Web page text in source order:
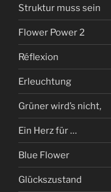
Struktur muss sein
Flower Power 2
Réflexion
Erleuchtung
Grüner wird’s nicht,
Ein Herz für …
Blue Flower
Glückszustand